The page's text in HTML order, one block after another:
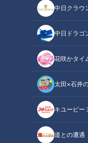
中日クラウ
中日ドラゴ
花咲かタイ
太田×石井
キユーピー
道との遭遇
画像：CBCテレビ『道との遭
道との遭遇
「道との遭遇